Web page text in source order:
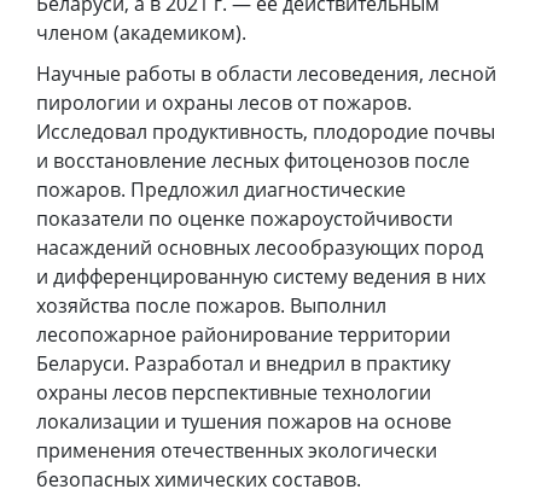
членом (академиком).
Научные работы в области лесоведения, лесной
пирологии и охраны лесов от пожаров.
Исследовал продуктивность, плодородие почвы
и восстановление лесных фитоценозов после
пожаров. Предложил диагностические
показатели по оценке пожароустойчивости
насаждений основных лесообразующих пород
и дифференцированную систему ведения в них
хозяйства после пожаров. Выполнил
лесопожарное районирование территории
Беларуси. Разработал и внедрил в практику
охраны лесов перспективные технологии
локализации и тушения пожаров на основе
применения отечественных экологически
безопасных химических составов.